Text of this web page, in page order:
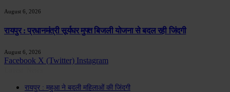
August 6, 2026
रायपुर : प्रधानमंत्री सूर्यघर मुफ्त बिजली योजना से बदल रही जिंदगी
August 6, 2026
Facebook X (Twitter) Instagram
रायपुर : महुआ ने बदली महिलाओं की जिंदगी